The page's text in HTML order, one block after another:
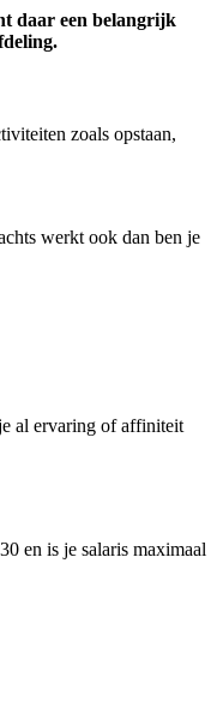
daar een belangrijk
zoals opstaan,
werkt ook dan ben je
al ervaring of affiniteit
en is je salaris maximaal